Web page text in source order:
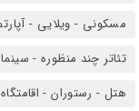
مسکونی - ویلایی -
تئاتر چند منظوره -
هتل - رستوران - اقامتگاه